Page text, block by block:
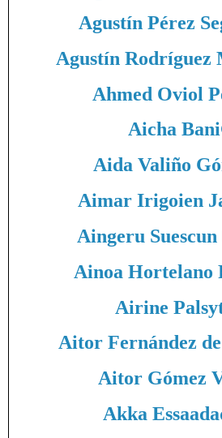
Agustín Pérez
Agustín Rodríguez
Ahmed Oviol
Aicha Bani
Aida Valiño
Aimar Irigoien
Aingeru
Ainoa Hortelano
Airine
Aitor Fernández
Aitor Gómez
Akka